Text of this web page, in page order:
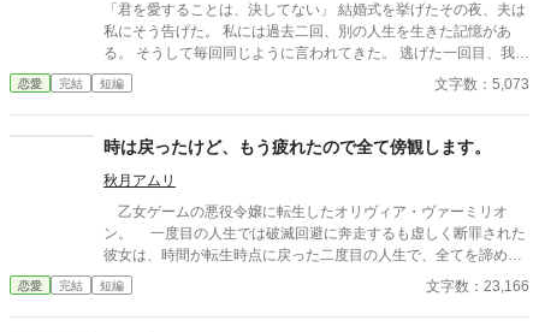
「君を愛することは、決してない」 結婚式を挙げたその夜、夫は
私にそう告げた。 私には過去二回、別の人生を生きた記憶があ
る。 そうして毎回同じように言われてきた。 逃げた一回目、我慢
した二回目。いずれも上手くいかなかった。 だから今回は。
恋愛 完結 短編 文字数：5,073
時は戻ったけど、もう疲れたので全て傍観します。
秋月アムリ
乙女ゲームの悪役令嬢に転生したオリヴィア・ヴァーミリオ
ン。 一度目の人生では破滅回避に奔走するも虚しく断罪された
彼女は、時間が転生時点に戻った二度目の人生で、全てを諦めて
いた。 もう疲れた。どうせ無駄なら、せめて断罪の日まで穏や
かに眠って過ごしたい──そう願い、積極的に引きこもり傍観を決
恋愛 完結 短編 文字数：23,166